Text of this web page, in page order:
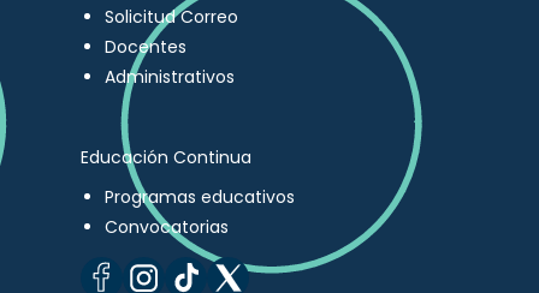
Solicitud Correo
Docentes
Administrativos
Educación Continua
Programas educativos
Convocatorias